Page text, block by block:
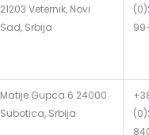
21203 Veternik, Novi
Sad, Srbija
Matije Gupca 6 24000
Subotica, Srbija